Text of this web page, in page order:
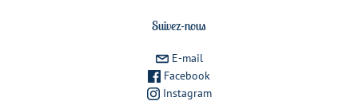
Suivez-nous
E-mail
Facebook
Instagram